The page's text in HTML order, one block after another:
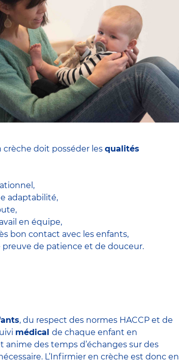
crèche doit posséder les qualités
adaptabilité,
en équipe,
bon contact avec les enfants,
preuve de patience et de douceur.
, du respect des normes HACCP et de
médical de chaque enfant en
des temps d’échanges sur des
L’Infirmier en crèche est donc en